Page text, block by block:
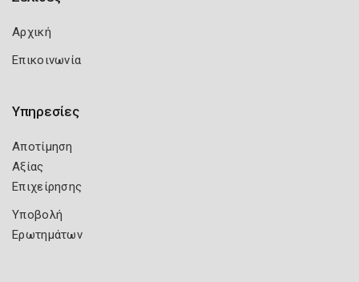
Αρχική
Επικοινωνία
Υπηρεσίες
Αποτίμηση
Αξίας
Επιχείρησης
Υποβολή
Ερωτημάτων